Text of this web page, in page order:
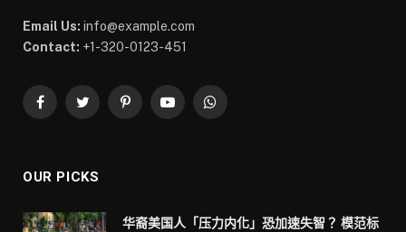
Email Us: info@example.com
Contact: +1-320-0123-451
FacebookTwitterPinterestYouTubeWhatsApp
OUR PICKS
华裔美国人「压力内化」恐加速失智？ 模范标